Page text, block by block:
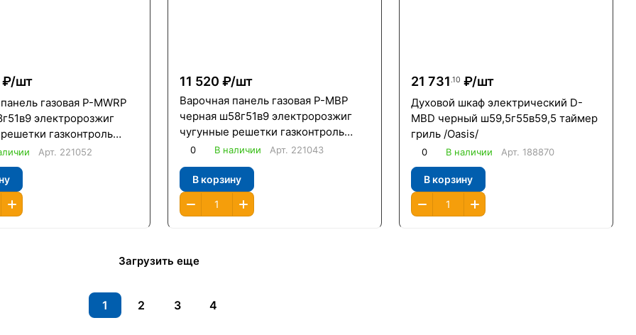
₽/шт
газовая P-MWRP
электророзжиг
газконтроль
Арт. 221052
11 520 ₽/шт
Варочная панель газовая P-MBP
черная ш58г51в9 электророзжиг
чугунные решетки газконтроль
/Oasis/
0 В наличии Арт. 221043
В корзину
21 731 .10 ₽/шт
Духовой шкаф электрический D-
MBD черный ш59,5г55в59,5 таймер
гриль /Oasis/
0 В наличии Арт. 188870
В корзину
Загрузить еще
1 2 3 4